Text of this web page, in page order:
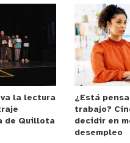
la lectura
de Quillota
¿Está
trabajo?
decidir en
desempleo